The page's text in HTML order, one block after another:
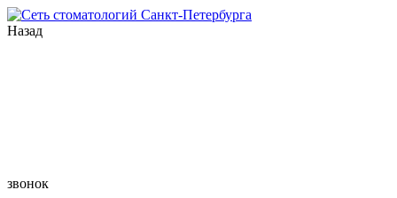
Назад
звонок